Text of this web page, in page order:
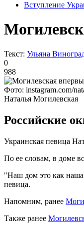
Вступление
Текст: Ульяна
0
988
Фото: instagram.com/
Наталья Могилевская
Российские
Украинская певица
По ее словам, в доме
"Наш дом это как наша
певица.
Напомним, ранее
Также ранее